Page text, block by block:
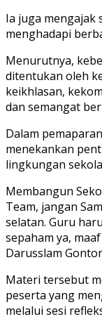
Ia juga
menghadapi
Menurutnya,
ditentukan oleh
keikhlasan,
dan semangat
Dalam
menekankan
lingkungan
Membangun
Team, jangan
selatan. Guru
sepaham ya,
Darusslam
Materi tersebut
peserta yang
melalui sesi